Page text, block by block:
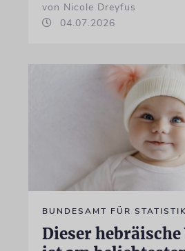
von Nicole Dreyfus
04.07.2026
BUNDESAMT FÜR STATISTIK
Dieser